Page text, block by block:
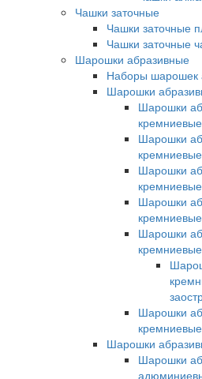
Чашки заточные
Чашки заточные
Чашки заточные
Шарошки абразивные
Наборы шарошек
Шарошки
Шарошки
Шарошки
Шарошки
Шарошки
Шарошки
Шарошки
Шарошки
Шарошки